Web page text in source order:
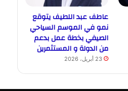
عاطف عبد اللطيف يتوقع
نمو في الموسم السياحي
الصيفي بخطة عمل بدعم
من الدولة و المستثمرين
23 أبريل، 2026